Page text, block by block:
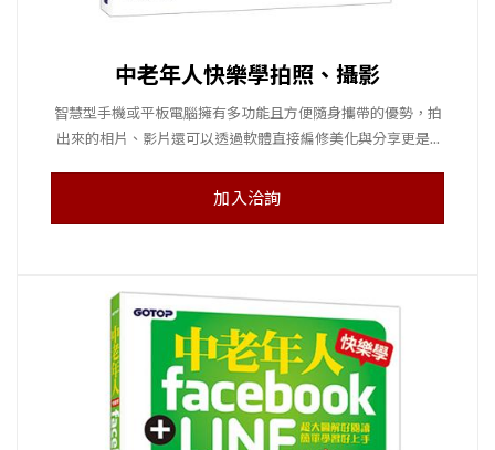
中老年人快樂學拍照、攝影
智慧型手機或平板電腦擁有多功能且方便隨身攜帶的優勢，拍
出來的相片、影片還可以透過軟體直接編修美化與分享更是...
加入洽詢